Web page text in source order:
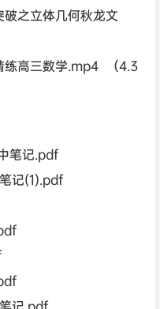
之立体几何秋龙文
练高三数学.mp4 （4.3
笔记.pdf
记(1).pdf